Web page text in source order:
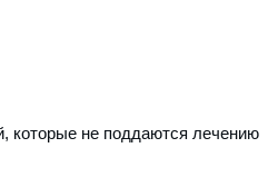
которые не поддаются лечению